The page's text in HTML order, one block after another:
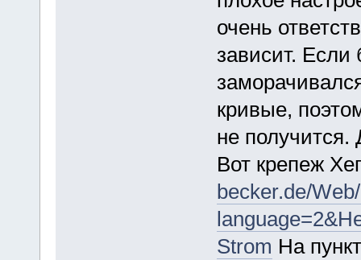
очень
зависит.
кривые,
не получится.
Вот крепеж
becker.de/
Strom На